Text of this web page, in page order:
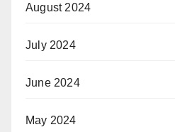
August 2024
July 2024
June 2024
May 2024